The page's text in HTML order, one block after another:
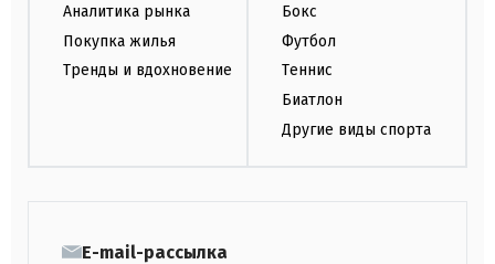
Аналитика рынка
Покупка жилья
Тренды и вдохновение
Бокс
Футбол
Теннис
Биатлон
Другие виды спорта
E-mail-рассылка